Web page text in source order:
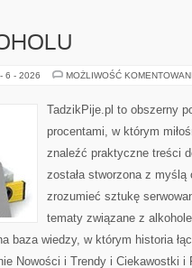
6 - 2026 MOŻLIWOŚĆ
TadzikPije.pl to obszerny
procentami, w którym
znaleźć praktyczne treści
została stworzona z
zrozumieć sztukę
tematy związane z
baza wiedzy, w którym historia
Nowości i Trendy i Ciekawostki i